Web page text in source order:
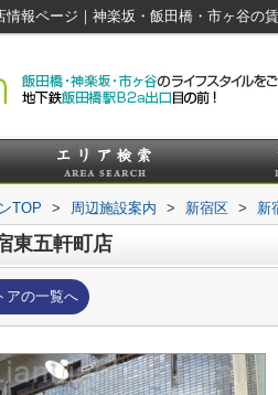
報ページ｜神楽坂・飯田橋・市ヶ谷の
TOP > 周辺施設案内 > 新宿区 > 新
東五軒町店
アの一覧へ